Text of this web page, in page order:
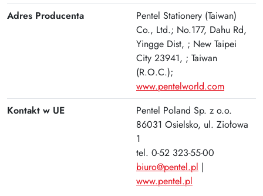
Adres Producenta
Pentel Stationery (Taiwan)
Co., Ltd.; No.177, Dahu Rd,
Yingge Dist, ; New Taipei
City 23941, ; Taiwan
(R.O.C.);
www.pentelworld.com
Kontakt w UE
Pentel Poland Sp. z o.o.
86031 Osielsko, ul. Ziołowa
1
tel. 0-52 323-55-00
biuro@pentel.pl |
www.pentel.pl